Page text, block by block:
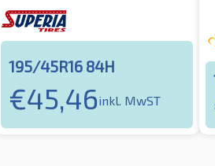
195/45R16 84H
€45,46inkl. MwST